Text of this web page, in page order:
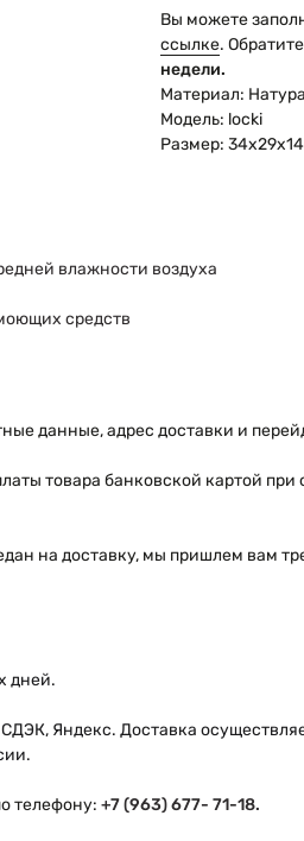
Вы можете
ссылке.
недели.
Материал:
Модель: locki
Размер: 34х29х14
влажности воздуха
средств
данные, адрес доставки и
товара банковской картой
на доставку, мы пришлем вам
дней.
Яндекс. Доставка
телефону: +7 (963) 677- 71-18.